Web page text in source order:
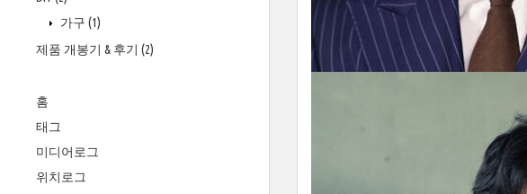
가구 (1)
제품 개봉기 & 후기 (2)
홈
태그
미디어로그
위치로그